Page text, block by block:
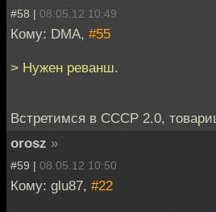
#58 | 08.05.12 10:49
Кому: DMA, #55
> Нужен реванш.
Встретимся в СССР 2.0,
orosz »
#59 | 08.05.12 10:50
Кому: glu87, #22